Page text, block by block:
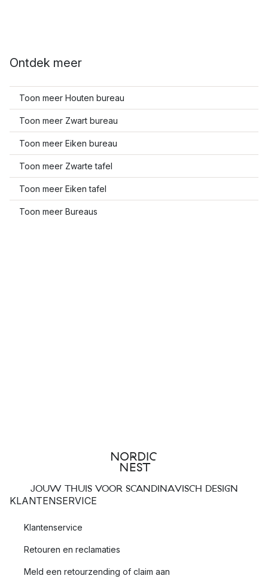
Ontdek meer
Toon meer Houten bureau
Toon meer Zwart bureau
Toon meer Eiken bureau
Toon meer Zwarte tafel
Toon meer Eiken tafel
Toon meer Bureaus
JOUW THUIS VOOR SCANDINAVISCH DESIGN
KLANTENSERVICE
Klantenservice
Retouren en reclamaties
Meld een retourzending of claim aan